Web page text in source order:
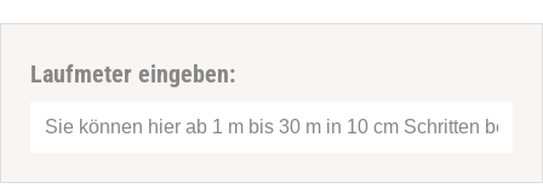
Laufmeter eingeben:
Adresse
Telefonnummer